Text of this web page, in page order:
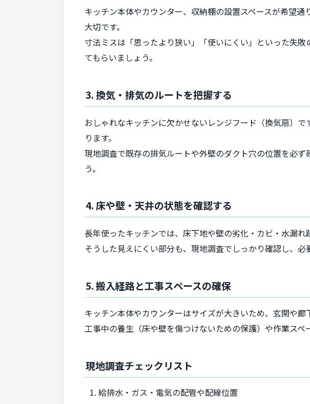
キッチン本体やカウンター、収納棚の設置スペースが希望
大切です。
寸法ミスは「思ったより狭い」「使いにくい」といった失
てもらいましょう。
3. 換気・排気のルートを把握する
おしゃれなキッチンに欠かせないレンジフード（換気扇）
ります。
現地調査で既存の排気ルートや外壁のダクト穴の位置を必
う。
4. 床や壁・天井の状態を確認する
長年使ったキッチンでは、床下地や壁の劣化・カビ・水漏れ
そうした見えにくい部分も、現地調査でしっかり確認し、
5. 搬入経路と工事スペースの確保
キッチン本体やカウンターはサイズが大きいため、玄関や
工事中の養生（床や壁を傷つけないための保護）や作業スペ
現地調査チェックリスト
給排水・ガス・電気の配管や配線位置